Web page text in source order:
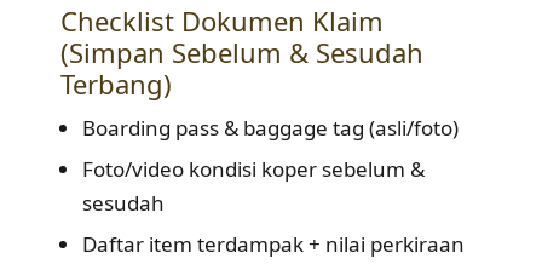
Checklist Dokumen Klaim
(Simpan Sebelum & Sesudah
Terbang)
Boarding pass & baggage tag (asli/foto)
Foto/video kondisi koper sebelum &
sesudah
Daftar item terdampak + nilai perkiraan